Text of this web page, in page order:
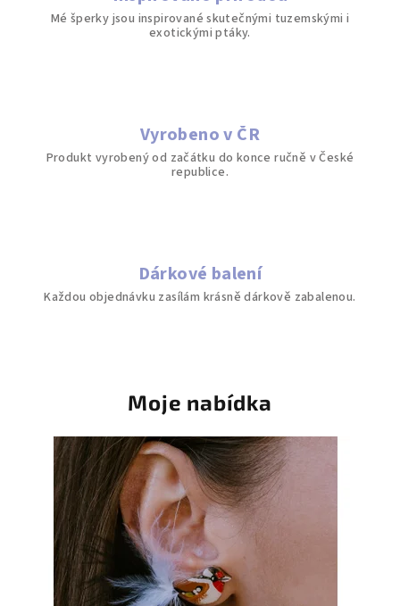
Mé šperky jsou inspirované skutečnými tuzemskými i
exotickými ptáky.
Vyrobeno v ČR
Produkt vyrobený od začátku do konce ručně v České
republice.
Dárkové balení
Každou objednávku zasílám krásně dárkově zabalenou.
Moje nabídka